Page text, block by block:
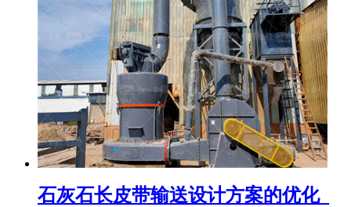
石灰石长皮带输送设计方案的优化_